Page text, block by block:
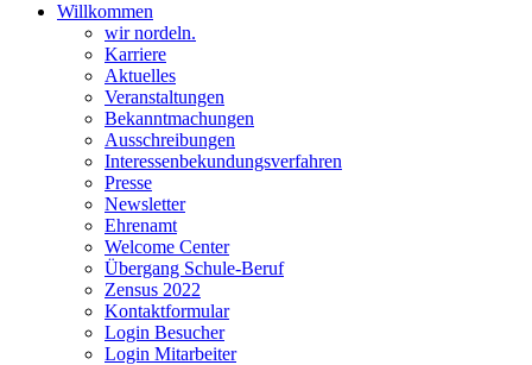
Willkommen
wir nordeln.
Karriere
Aktuelles
Veranstaltungen
Bekanntmachungen
Ausschreibungen
Interessen­bekundungsverfahren
Presse
Newsletter
Ehrenamt
Welcome Center
Übergang Schule-Beruf
Zensus 2022
Kontaktformular
Login Besucher
Login Mitarbeiter